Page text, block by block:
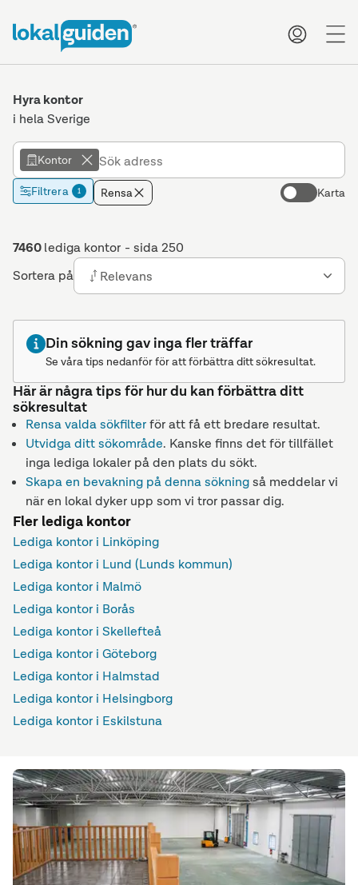
Hyra kontor
i hela Sverige
Kontor
Filtrera 1 Rensa Karta
7460lediga kontor - sida 250
Sortera på
Relevans
Din sökning gav inga fler träffar
Se våra tips nedanför för att förbättra ditt sökresultat.
Här är några tips för hur du kan förbättra ditt
sökresultat
Rensa valda sökfilterför att få ett bredare resultat.
Utvidga ditt sökområde. Kanske finns det för tillfället
inga lediga lokaler på den plats du sökt.
Skapa en bevakning på denna sökningså meddelar vi
när en lokal dyker upp som vi tror passar dig.
Fler lediga kontor
Lediga kontor i Linköping
Lediga kontor i Lund (Lunds kommun)
Lediga kontor i Malmö
Lediga kontor i Borås
Lediga kontor i Skellefteå
Lediga kontor i Göteborg
Lediga kontor i Halmstad
Lediga kontor i Helsingborg
Lediga kontor i Eskilstuna